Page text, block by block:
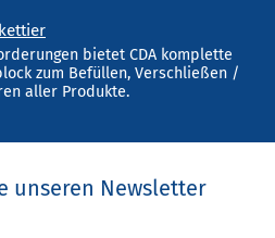
bietet CDA komplette
zum Befüllen, Verschließen /
aller Produkte.
unseren Newsletter